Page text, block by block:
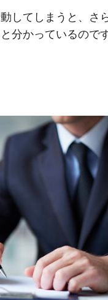
してしまうと、さ
分かっているので